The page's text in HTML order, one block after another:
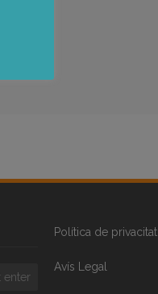
Política de privacitat
Avís Legal